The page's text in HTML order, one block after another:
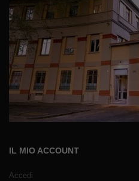
IL MIO ACCOUNT
Accedi